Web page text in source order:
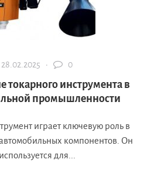
28.02.2025 · 0
токарного инструмента в
промышленности
играет ключевую роль в
компонентов. Он
используется для...